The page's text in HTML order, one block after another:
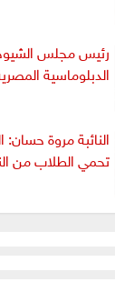
رئيس مجلس
الدبلوماسية
النائبة مروة حسان:
تحمي الطلاب من